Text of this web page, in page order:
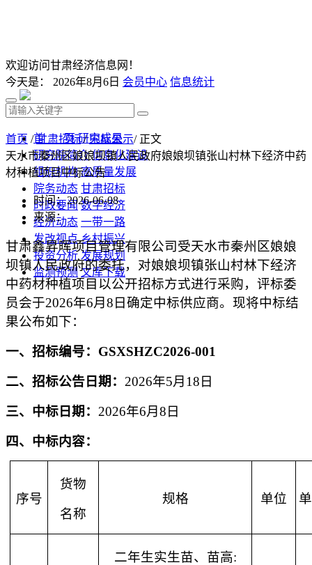
欢迎访问甘肃经济信息网！
今天是： 2026年8月6日 会员中心 信息统计
首 页 研究成果
研究院简介 信息化建设
组织机构 高质量发展
院务动态 甘肃招标
时政要闻 数字经济
经济动态 一带一路
发改视点 乡村振兴
投资分析 发展规划
监测预测 文库下载
首页 /甘肃招标/中标公示/ 正文
天水市秦州区娘娘坝镇人民政府娘娘坝镇张山村林下经济中药
材种植项目中标公告
时间：2026-06-08
来源：
甘肃鑫昇晖项目管理有限公司受天水市秦州区娘娘
坝镇人民政府的委托，对娘娘坝镇张山村林下经济
中药材种植项目 以公开招标方式进行采购，评标委
员会于2026年6月 8 日确定中标供应商。现将中标结
果公布如下：
一、 招标编号： GSXSHZC2026-001
二、招标公告日期： 2026年5月 18 日
三、中标日期： 2026年6月 8 日
四、 中标内容：
序号
货物
名称
规格 单位
二年生实生苗、苗高: